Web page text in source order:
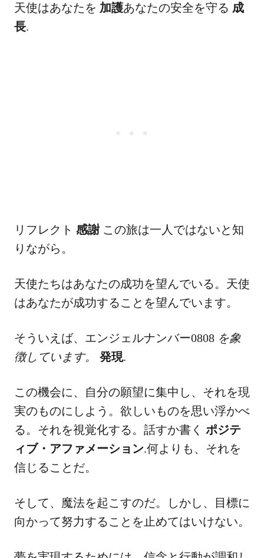
天使はあなたを 加護あなたの安全を守る 成
長.
リフレクト 感謝この旅は一人ではないと知
りながら。
天使たちはあなたの成功を望んでいる。天使
はあなたが成功することを望んでいます。
そういえば、エンジェルナンバー0808 を象
徴しています。
発現.
この機会に、自分の願望に集中し、それを現
実のものにしよう。欲しいものを思い浮かべ
る。それを視覚化する。話すか書く ポジテ
ィブ・アファメーション.何よりも、それを
信じることだ。
そして、魔法を起こすのだ。しかし、目標に
向かって努力することを止めてはいけない。